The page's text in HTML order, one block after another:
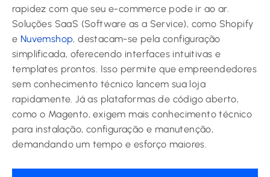
rapidez com que seu e-commerce pode ir ao ar.
Soluções SaaS (Software as a Service), como Shopify
e Nuvemshop, destacam-se pela configuração
simplificada, oferecendo interfaces intuitivas e
templates prontos. Isso permite que empreendedores
sem conhecimento técnico lancem sua loja
rapidamente. Já as plataformas de código aberto,
como o Magento, exigem mais conhecimento técnico
para instalação, configuração e manutenção,
demandando um tempo e esforço maiores.